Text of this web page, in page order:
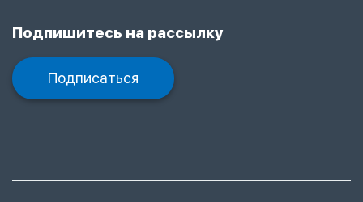
Подпишитесь на рассылку
Подписаться